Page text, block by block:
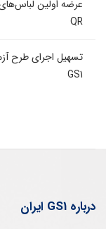
عرضه اولین
QR
GS1
درباره GS1 ایران